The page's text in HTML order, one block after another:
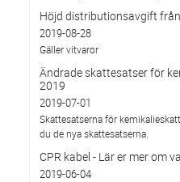
Höjd distributionsavgift
2019-08-28
Gäller vitvaror
Ändrade skattesatser för
2019
2019-07-01
Skattesatserna för
du de nya skattesatserna.
CPR kabel - Lär er mer om
2019-06-04